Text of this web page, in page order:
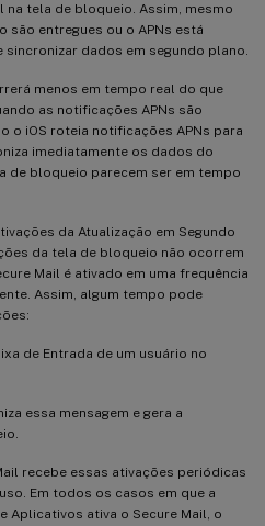
tela de bloqueio. Assim, mesmo
são entregues ou o APNs está
dados em segundo plano.
menos em tempo real do que
as notificações APNs são
o iOS roteia notificações APNs para
imediatamente os dados do
de bloqueio parecem ser em tempo
da Atualização em Segundo
da tela de bloqueio não ocorrem
Mail é ativado em uma frequência
Assim, algum tempo pode
de Entrada de um usuário no
essa mensagem e gera a
recebe essas ativações periódicas
Em todos os casos em que a
Aplicativos ativa o Secure Mail, o